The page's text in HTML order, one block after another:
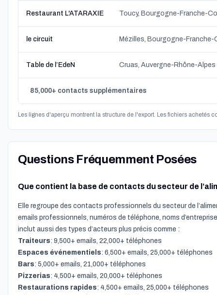
Restaurant L'ATARAXIE Toucy, Bourgogne-Franche-
le circuit Mézilles, Bourgogne-Franche-
Table de l’EdeN Cruas, Auvergne-Rhône-Alpes
85,000+ contacts supplémentaires
Les lignes d'aperçu montrent la structure de l'export. Les fichiers achetés
Questions Fréquemment Posées
Que contient la base de contacts du secteur de
Elle regroupe des contacts professionnels du secteur de
emails professionnels, numéros de téléphone, noms
inclut aussi des types d’acteurs plus précis comme :
Traiteurs: 9,500+ emails, 22,000+ téléphones
Espaces événementiels: 6,500+ emails, 25,000+ téléphones
Bars: 5,000+ emails, 21,000+ téléphones
Pizzerias: 4,500+ emails, 20,000+ téléphones
Restaurations rapides: 4,500+ emails, 25,000+ téléphones